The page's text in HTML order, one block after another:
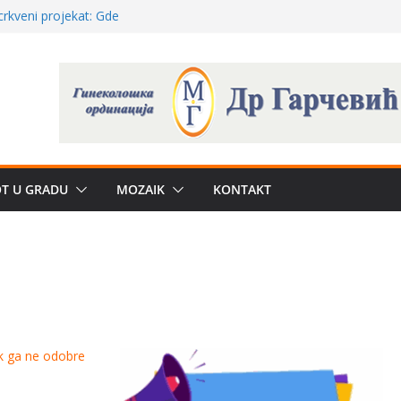
projekat: Gde
i sekularne
traženije Španija,
mira dočekao
U GRADU MOZAIK KONTAKT
ga ne odobre